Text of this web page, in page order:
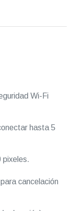
Wi-Fi
hasta 5
pixeles.
cancelación